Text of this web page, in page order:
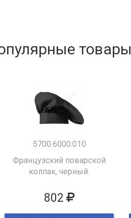
товары
5700.6000.010
Французский поварской
колпак, черный.
802